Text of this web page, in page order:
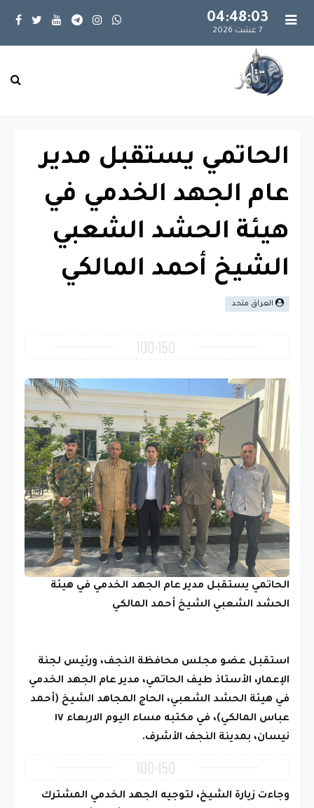
04:48:04
7 غشت 2026
الحاتمي يستقبل مدير
عام الجهد الخدمي في
هيئة الحشد الشعبي
الشيخ أحمد المالكي
العراق متحد
الحاتمي يستقبل مدير عام الجهد الخدمي في هيئة
الحشد الشعبي الشيخ أحمد المالكي
استقبل عضو مجلس محافظة النجف، ورئيس لجنة
الإعمار، الأستاذ طيف الحاتمي، مدير عام الجهد الخدمي
في هيئة الحشد الشعبي، الحاج المجاهد الشيخ (أحمد
عباس المالكي)، في مكتبه مساء اليوم الاربعاء ١٧
نيسان، بمدينة النجف الأشرف.
وجاءت زيارة الشيخ، لتوجيه الجهد الخدمي المشترك